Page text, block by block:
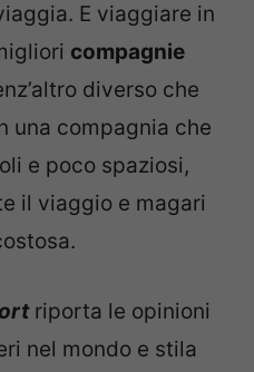
E viaggiare in
compagnie
diverso che
una compagnia che
e poco spaziosi,
il viaggio e magari
riporta le opinioni
nel mondo e stila